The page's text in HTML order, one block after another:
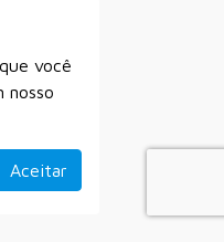
você
nosso
Aceitar